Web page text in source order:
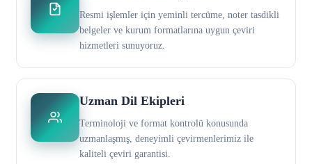
Resmi işlemler için yeminli tercüme, noter tasdikli
belgeler ve kurum formatlarına uygun çeviri
hizmetleri sunuyoruz.
Uzman Dil Ekipleri
Terminoloji ve format kontrolü konusunda
uzmanlaşmış, deneyimli çevirmenlerimiz ile
kaliteli çeviri garantisi.